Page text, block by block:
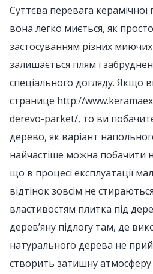
Суттєва перевага
вона легко миється, як
застосуванням різних миючих
залишається плям і
спеціального догляду. Якщо
странице http://
derevo-parket/, то ви
дерево, як варіант
найчастіше можна побачити
що в процесі експлуатації
відтінок зовсім не
властивостям плитка під
дерев’яну підлогу там, де
натурального дерева не
створить затишну атмосферу